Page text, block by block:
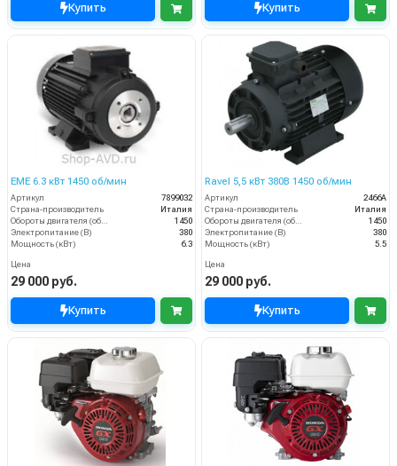
Купить Купить
EME 6.3 кВт 1450 об/мин
Артикул
7899032
Страна-производитель
Италия
1450
Электропитание (В)
380
Мощность (кВт)
6.3
Цена
29 000 руб.
Купить
Ravel 5,5 кВт 380B 1450 об/мин
Артикул
2466A
Страна-производитель
Италия
1450
Электропитание (В)
380
Мощность (кВт)
5.5
Цена
29 000 руб.
Купить